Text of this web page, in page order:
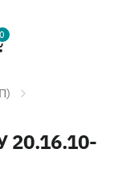
0
20.16.10-